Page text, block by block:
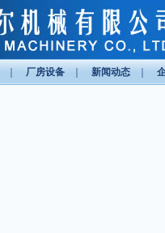
厂房设备 新闻动态